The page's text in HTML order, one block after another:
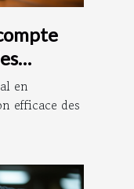
en
efficace des